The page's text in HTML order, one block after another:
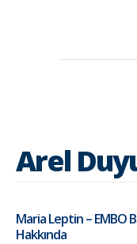
Arel
Maria Leptin – EMBO
Hakkında